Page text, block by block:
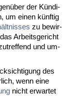
der Kündi­
um ei­nen künf­tig
zu be­wir­
Ar­beits­ge­richt
und um­
des
wenn ei­ne
nicht er­war­tet